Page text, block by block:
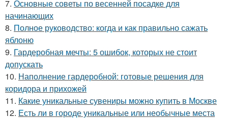
7. Основные советы по весенней посадке для
начинающих
8. Полное руководство: когда и как правильно сажать
яблоню
9. Гардеробная мечты: 5 ошибок, которых не стоит
допускать
10. Наполнение гардеробной: готовые решения для
коридора и прихожей
11. Какие уникальные сувениры можно купить в Москве
12. Есть ли в городе уникальные или необычные места